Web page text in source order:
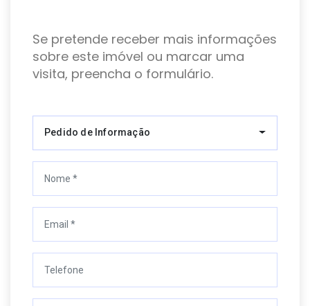
Se pretende receber mais informações
sobre este imóvel ou marcar uma
visita, preencha o formulário.
Pedido de Informação